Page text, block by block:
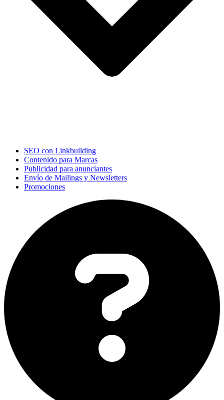
SEO con Linkbuilding
Contenido para Marcas
Publicidad para anunciantes
Envío de Mailings y Newsletters
Promociones